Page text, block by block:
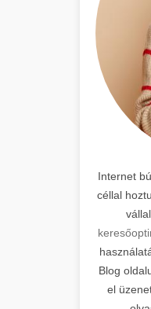
Internet
céllal
Blog
el